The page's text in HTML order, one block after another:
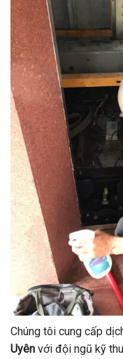
Chúng tôi cung cấp
Uyên với đội ngũ kỹ